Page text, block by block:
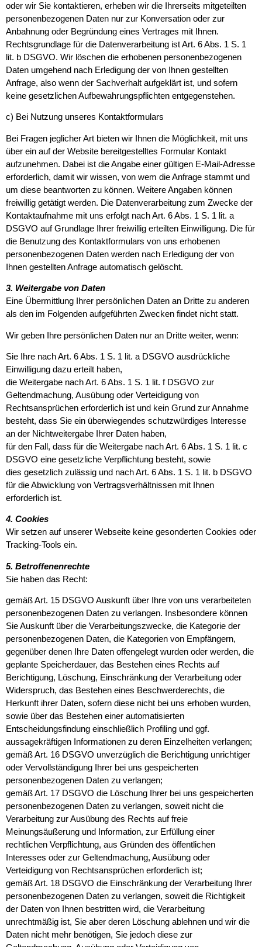
oder wir Sie kontaktieren, erheben wir die Ihrerseits mitgeteilten
personenbezogenen Daten nur zur Konversation oder zur
Anbahnung oder Begründung eines Vertrages mit Ihnen.
Rechtsgrundlage für die Datenverarbeitung ist Art. 6 Abs. 1 S. 1
lit. b DSGVO. Wir löschen die erhobenen personenbezogenen
Daten umgehend nach Erledigung der von Ihnen gestellten
Anfrage, also wenn der Sachverhalt aufgeklärt ist, und sofern
keine gesetzlichen Aufbewahrungspflichten entgegenstehen.
c) Bei Nutzung unseres Kontaktformulars
Bei Fragen jeglicher Art bieten wir Ihnen die Möglichkeit, mit uns
über ein auf der Website bereitgestelltes Formular Kontakt
aufzunehmen. Dabei ist die Angabe einer gültigen E-Mail-Adresse
erforderlich, damit wir wissen, von wem die Anfrage stammt und
um diese beantworten zu können. Weitere Angaben können
freiwillig getätigt werden. Die Datenverarbeitung zum Zwecke der
Kontaktaufnahme mit uns erfolgt nach Art. 6 Abs. 1 S. 1 lit. a
DSGVO auf Grundlage Ihrer freiwillig erteilten Einwilligung. Die für
die Benutzung des Kontaktformulars von uns erhobenen
personenbezogenen Daten werden nach Erledigung der von
Ihnen gestellten Anfrage automatisch gelöscht.
3. Weitergabe von Daten
Eine Übermittlung Ihrer persönlichen Daten an Dritte zu anderen
als den im Folgenden aufgeführten Zwecken findet nicht statt.
Wir geben Ihre persönlichen Daten nur an Dritte weiter, wenn:
Sie Ihre nach Art. 6 Abs. 1 S. 1 lit. a DSGVO ausdrückliche
Einwilligung dazu erteilt haben,
die Weitergabe nach Art. 6 Abs. 1 S. 1 lit. f DSGVO zur
Geltendmachung, Ausübung oder Verteidigung von
Rechtsansprüchen erforderlich ist und kein Grund zur Annahme
besteht, dass Sie ein überwiegendes schutzwürdiges Interesse
an der Nichtweitergabe Ihrer Daten haben,
für den Fall, dass für die Weitergabe nach Art. 6 Abs. 1 S. 1 lit. c
DSGVO eine gesetzliche Verpflichtung besteht, sowie
dies gesetzlich zulässig und nach Art. 6 Abs. 1 S. 1 lit. b DSGVO
für die Abwicklung von Vertragsverhältnissen mit Ihnen
erforderlich ist.
4. Cookies
Wir setzen auf unserer Webseite keine gesonderten Cookies oder
Tracking-Tools ein.
5. Betroffenenrechte
Sie haben das Recht:
gemäß Art. 15 DSGVO Auskunft über Ihre von uns verarbeiteten
personenbezogenen Daten zu verlangen. Insbesondere können
Sie Auskunft über die Verarbeitungszwecke, die Kategorie der
personenbezogenen Daten, die Kategorien von Empfängern,
gegenüber denen Ihre Daten offengelegt wurden oder werden, die
geplante Speicherdauer, das Bestehen eines Rechts auf
Berichtigung, Löschung, Einschränkung der Verarbeitung oder
Widerspruch, das Bestehen eines Beschwerderechts, die
Herkunft ihrer Daten, sofern diese nicht bei uns erhoben wurden,
sowie über das Bestehen einer automatisierten
Entscheidungsfindung einschließlich Profiling und ggf.
aussagekräftigen Informationen zu deren Einzelheiten verlangen;
gemäß Art. 16 DSGVO unverzüglich die Berichtigung unrichtiger
oder Vervollständigung Ihrer bei uns gespeicherten
personenbezogenen Daten zu verlangen;
gemäß Art. 17 DSGVO die Löschung Ihrer bei uns gespeicherten
personenbezogenen Daten zu verlangen, soweit nicht die
Verarbeitung zur Ausübung des Rechts auf freie
Meinungsäußerung und Information, zur Erfüllung einer
rechtlichen Verpflichtung, aus Gründen des öffentlichen
Interesses oder zur Geltendmachung, Ausübung oder
Verteidigung von Rechtsansprüchen erforderlich ist;
gemäß Art. 18 DSGVO die Einschränkung der Verarbeitung Ihrer
personenbezogenen Daten zu verlangen, soweit die Richtigkeit
der Daten von Ihnen bestritten wird, die Verarbeitung
unrechtmäßig ist, Sie aber deren Löschung ablehnen und wir die
Daten nicht mehr benötigen, Sie jedoch diese zur